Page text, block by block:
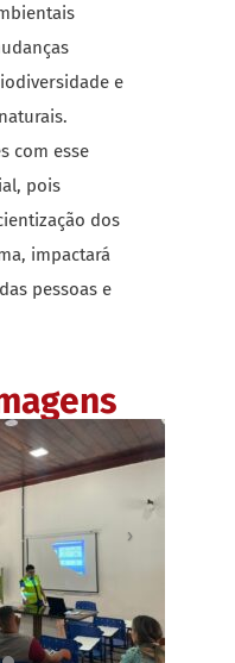
e
com esse
pois
dos
impactará
pessoas e